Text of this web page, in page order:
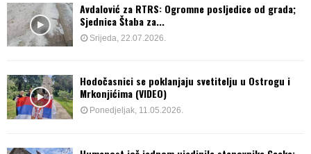
Avdalović za RTRS: Ogromne posljedice od grada;
Sjednica Štaba za...
Srijeda, 22.07.2026.
Hodočasnici se poklanjaju svetitelju u Ostrogu i
Mrkonjićima (VIDEO)
Ponedjeljak, 11.05.2026.